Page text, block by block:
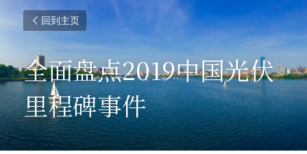
回到主页
全面盘点2019中国光伏
里程碑事件